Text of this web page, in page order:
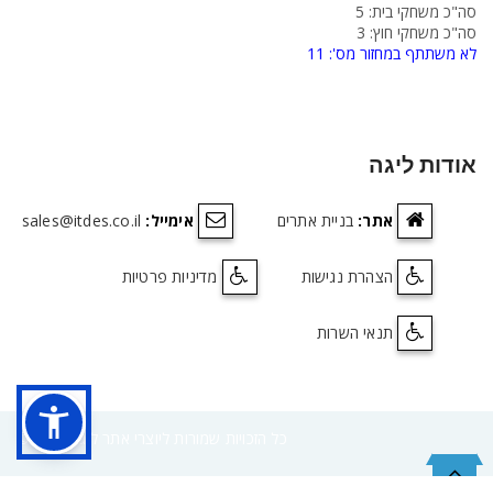
סה"כ משחקי בית: 5
סה"כ משחקי חוץ: 3
לא משתתף במחזור מס': 11
אודות ליגה
אתר: בניית אתרים אימייל: sales@itdes.co.il
הצהרת נגישות מדיניות פרטיות
תנאי השרות
©2017 כל הזכויות שמורות ליוצרי אתר ליגה